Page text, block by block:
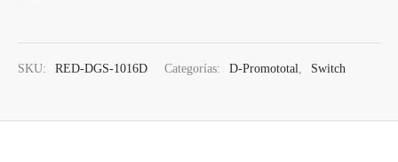
SKU: RED-DGS-1016D Categorías: D-Promototal, Switch